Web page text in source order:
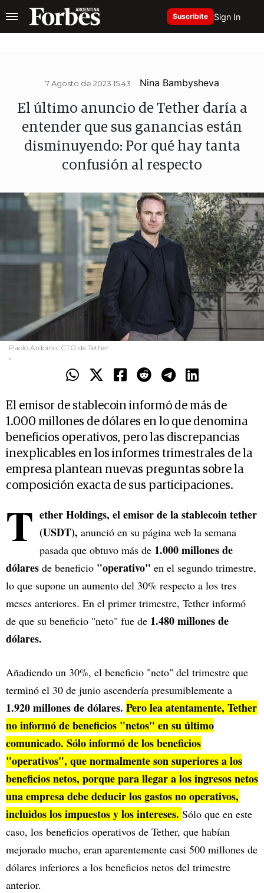
Suscribite Sign In
7 Agosto de 2023 15.43 Nina Bambysheva
El último anuncio de Tether daría a
entender que sus ganancias están
disminuyendo: Por qué hay tanta
confusión al respecto
Paolo Ardoino, CTO de Tether
.
El emisor de stablecoin informó de más de
1.000 millones de dólares en lo que denomina
beneficios operativos, pero las discrepancias
inexplicables en los informes trimestrales de la
empresa plantean nuevas preguntas sobre la
composición exacta de sus participaciones.
T ether Holdings, el emisor de la stablecoin tether
(USDT), anunció en su página web la semana
pasada que obtuvo más de 1.000 millones de
dólares de beneficio "operativo" en el segundo trimestre,
lo que supone un aumento del 30% respecto a los tres
meses anteriores. En el primer trimestre, Tether informó
de que su beneficio "neto" fue de 1.480 millones de
dólares.
Añadiendo un 30%, el beneficio "neto" del trimestre que
terminó el 30 de junio ascendería presumiblemente a
1.920 millones de dólares. Pero lea atentamente, Tether
no informó de beneficios "netos" en su último
comunicado. Sólo informó de los beneficios
"operativos", que normalmente son superiores a los
beneficios netos, porque para llegar a los ingresos netos
una empresa debe deducir los gastos no operativos,
incluidos los impuestos y los intereses. Sólo que en este
caso, los beneficios operativos de Tether, que habían
mejorado mucho, eran aparentemente casi 500 millones de
dólares inferiores a los beneficios netos del trimestre
anterior.